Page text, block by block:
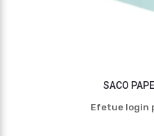
SACO
Efetue login